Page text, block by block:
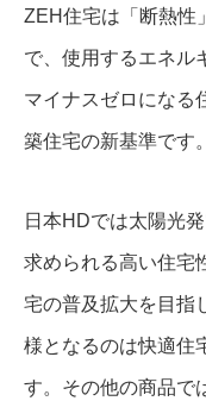
ZEH住宅は「断熱性
で、使用するエネル
マイナスゼロになる
築住宅の新基準です。
日本HDでは太陽光
求められる高い住宅
宅の普及拡大を目指
様となるのは快適住
す。その他の商品で